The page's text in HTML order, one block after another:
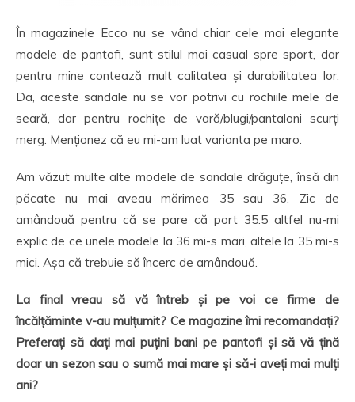
În magazinele Ecco nu se vând chiar cele mai elegante
modele de pantofi, sunt stilul mai casual spre sport, dar
pentru mine contează mult calitatea și durabilitatea lor.
Da, aceste sandale nu se vor potrivi cu rochiile mele de
seară, dar pentru rochițe de vară/blugi/pantaloni scurți
merg. Menționez că eu mi-am luat varianta pe maro.
Am văzut multe alte modele de sandale drăguțe, însă din
păcate nu mai aveau mărimea 35 sau 36. Zic de
amândouă pentru că se pare că port 35.5 altfel nu-mi
explic de ce unele modele la 36 mi-s mari, altele la 35 mi-s
mici. Așa că trebuie să încerc de amândouă.
La final vreau să vă întreb și pe voi ce firme de
încălțăminte v-au mulțumit? Ce magazine îmi recomandați?
Preferați să dați mai puțini bani pe pantofi și să vă țină
doar un sezon sau o sumă mai mare și să-i aveți mai mulți
ani?